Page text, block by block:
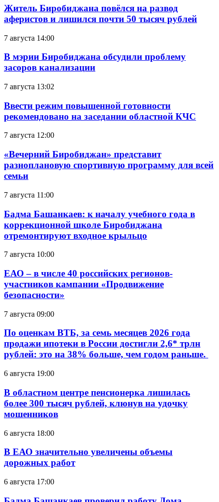
Житель Биробиджана повёлся на развод
аферистов и лишился почти 50 тысяч рублей
7 августа 14:00
В мэрии Биробиджана обсудили проблему
засоров канализации
7 августа 13:02
Ввести режим повышенной готовности
рекомендовано на заседании областной КЧС
7 августа 12:00
«Вечерний Биробиджан» представит
разноплановую спортивную программу для всей
семьи
7 августа 11:00
Бадма Башанкаев: к началу учебного года в
коррекционной школе Биробиджана
отремонтируют входное крыльцо
7 августа 10:00
ЕАО – в числе 40 российских регионов-
участников кампании «Продвижение
безопасности»
7 августа 09:00
По оценкам ВТБ, за семь месяцев 2026 года
продажи ипотеки в России достигли 2,6* трлн
рублей: это на 38% больше, чем годом раньше.
6 августа 19:00
В областном центре пенсионерка лишилась
более 300 тысяч рублей, клюнув на удочку
мошенников
6 августа 18:00
В ЕАО значительно увеличены объемы
дорожных работ
6 августа 17:00